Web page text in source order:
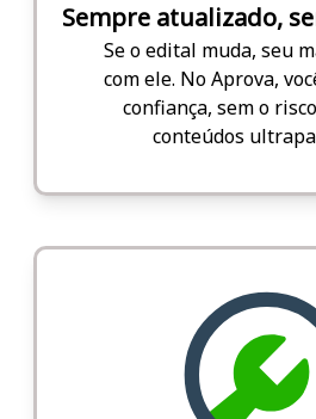
Sempre atualizado,
Se o edital muda, seu
com ele. No Aprova,
confiança, sem o
conteúdos